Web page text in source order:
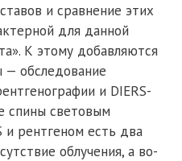
и сравнение этих
для данной
К этому добавляются
обследование
и DIERS-
спины световым
рентгеном есть два
облучения, а во-